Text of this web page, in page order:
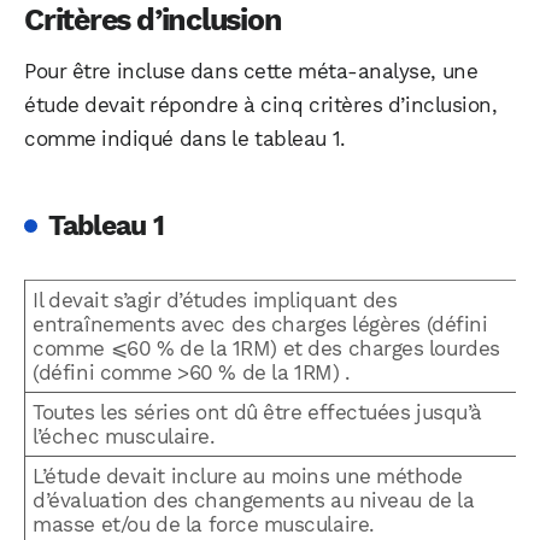
Critères d’inclusion
Pour être incluse dans cette méta-analyse, une
étude devait répondre à cinq critères d’inclusion,
comme indiqué dans le tableau 1.
Tableau 1
Il devait s’agir d’études impliquant des
entraînements avec des charges légères (défini
comme ⩽60 % de la 1RM) et des charges lourdes
(défini comme >60 % de la 1RM) .
Toutes les séries ont dû être effectuées jusqu’à
l’échec musculaire.
L’étude devait inclure au moins une méthode
d’évaluation des changements au niveau de la
masse et/ou de la force musculaire.